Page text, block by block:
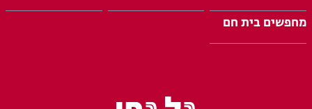
מחפשים בית חם